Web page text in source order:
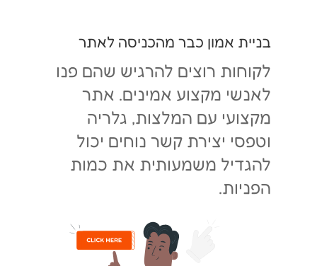
בניית אמון כבר מהכניסה לאתר
לקוחות רוצים להרגיש שהם פנו
לאנשי מקצוע אמינים. אתר
מקצועי עם המלצות, גלריה
וטפסי יצירת קשר נוחים יכול
להגדיל משמעותית את כמות
הפניות.